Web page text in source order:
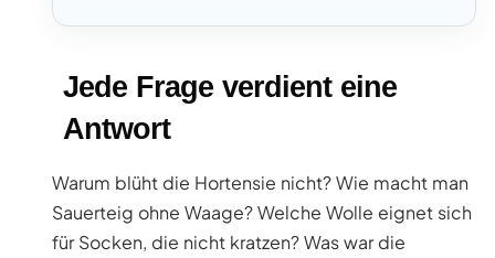
Jede Frage verdient eine
Antwort
Warum blüht die Hortensie nicht? Wie macht man
Sauerteig ohne Waage? Welche Wolle eignet sich
für Socken, die nicht kratzen? Was war die